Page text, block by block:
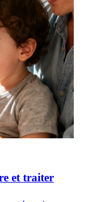
et traiter